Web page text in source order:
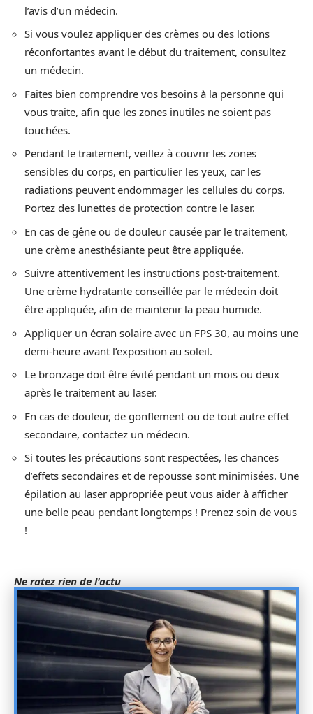
l’avis d’un médecin.
Si vous voulez appliquer des crèmes ou des lotions
réconfortantes avant le début du traitement, consultez
un médecin.
Faites bien comprendre vos besoins à la personne qui
vous traite, afin que les zones inutiles ne soient pas
touchées.
Pendant le traitement, veillez à couvrir les zones
sensibles du corps, en particulier les yeux, car les
radiations peuvent endommager les cellules du corps.
Portez des lunettes de protection contre le laser.
En cas de gêne ou de douleur causée par le traitement,
une crème anesthésiante peut être appliquée.
Suivre attentivement les instructions post-traitement.
Une crème hydratante conseillée par le médecin doit
être appliquée, afin de maintenir la peau humide.
Appliquer un écran solaire avec un FPS 30, au moins une
demi-heure avant l’exposition au soleil.
Le bronzage doit être évité pendant un mois ou deux
après le traitement au laser.
En cas de douleur, de gonflement ou de tout autre effet
secondaire, contactez un médecin.
Si toutes les précautions sont respectées, les chances
d’effets secondaires et de repousse sont minimisées. Une
épilation au laser appropriée peut vous aider à afficher
une belle peau pendant longtemps ! Prenez soin de vous
!
Ne ratez rien de l'actu